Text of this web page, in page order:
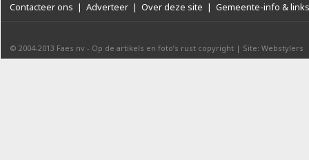
Contacteer ons | Adverteer | Over deze site | Gemeente-info & links
© 2004-2013 Faes nv - Op de artikels en foto’s rust copyright | Site: Webstylers